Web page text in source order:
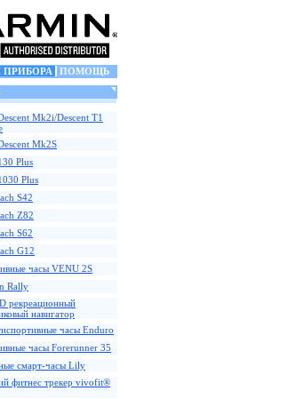
ПРИБОРА
ПОМОЩЬ
Mk2i/Descent T1
Mk2S
Plus
Plus
S42
Z82
S62
G12
часы VENU 2S
Rally
рекреационный
навигатор
часы Enduro
часы Forerunner 35
смарт-часы Lily
фитнес трекер vivofit®